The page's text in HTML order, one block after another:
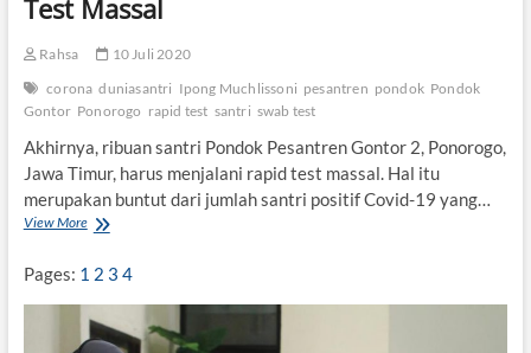
d
K
b
a
i
k
P
n
d
Test Massal
Rahsa
10 Juli 2020
corona duniasantri Ipong Muchlissoni pesantren pondok Pondok
Gontor Ponorogo rapid test santri swab test
Akhirnya, ribuan santri Pondok Pesantren Gontor 2, Ponorogo,
Jawa Timur, harus menjalani rapid test massal. Hal itu
merupakan buntut dari jumlah santri positif Covid-19 yang…
View MoreA
i
r
n
Pages: 1 2 3 4